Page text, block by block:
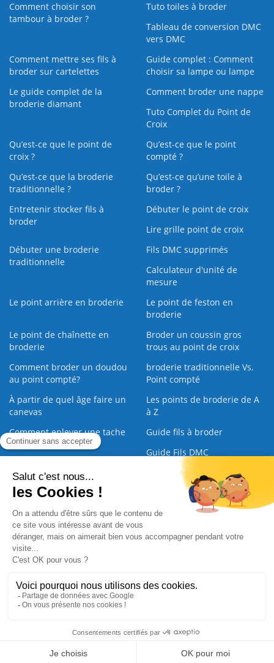
Comment choisir son
tambour à broder ?
Tuto toiles à broder
Tableau de conversion DMC
vers DMC
Comment mettre ses fils à
broder sur cartelettes
Guide complet : Comment
choisir sa lampe ou lampe
Le guide complet de la
broderie diamant
Comment broder une nappe
Tuto Complet du Point de
Croix
Qu’est-ce que le point de
croix ?
Qu’est-ce que le point
compté ?
Qu’est-ce que la broderie
traditionnelle ?
Qu’est‑ce qu’une toile à
broder ?
Entretenir stocker fils à
broder
Débuter le point de croix
Lire grille point de croix
Débuter une broderie
traditionnelle
Fils DMC supprimés
Calculateur d'unité de
mesure
Le point arrière en broderie
Le point de feston en
broderie
Le point de chaînette en
broderie
Broder un coussin gros
trous au point de croix
Comment broder un doudou
au point compté?
broderie traditionnelle Vs.
Point compté
À partir de quel âge faire un
canevas
Les points de broderie de A
à Z
Comment enlever une tache
sur une broderie
Guide fils à broder
Guide Fils DMC
Guide de la Broderie
Commande Papier | Qui sommes nous | Nous contacter |